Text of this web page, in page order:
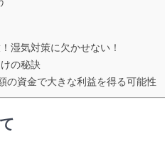
湿気対策に欠かせない！
の秘訣
の資金で大きな利益を得る可能性